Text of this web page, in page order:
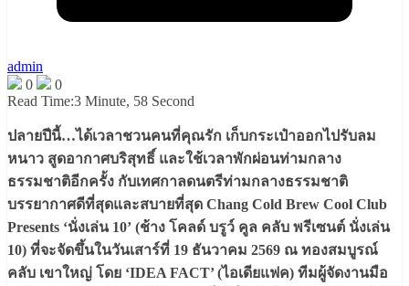
admin
0
0
Read Time:3 Minute, 58 Second
ปลายปีนี้…ได้เวลาชวนคนที่คุณรัก เก็บกระเป๋าออกไปรับลม
หนาว สูดอากาศบริสุทธิ์ และใช้เวลาพักผ่อนท่ามกลาง
ธรรมชาติอีกครั้ง กับเทศกาลดนตรีท่ามกลางธรรมชาติ
บรรยากาศดีที่สุดและสบายที่สุด Chang Cold Brew Cool Club
Presents ‘นั่งเล่น 10’ (ช้าง โคลด์ บรูว์ คูล คลับ พรีเซนต์ นั่งเล่น
10) ที่จะจัดขึ้นในวันเสาร์ที่ 19 ธันวาคม 2569 ณ ทองสมบูรณ์
คลับ เขาใหญ่ โดย ‘IDEA FACT’ (ไอเดียแฟค) ทีมผู้จัดงานมือ